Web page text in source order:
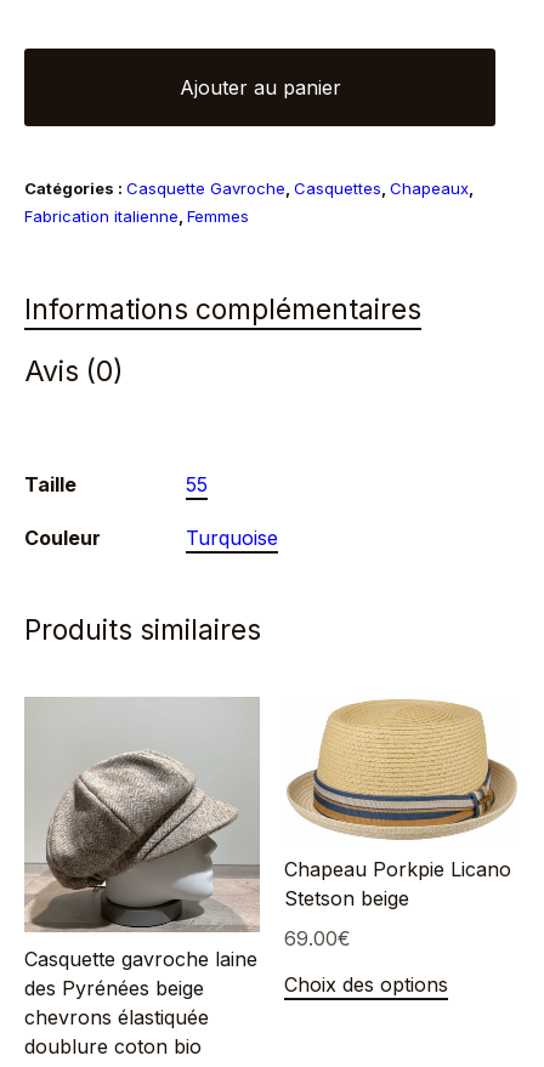
Casquette
gros
côtelé
camel
élastiquée
Ajouter au panier
Catégories : Casquette Gavroche Casquettes Chapeaux
Fabrication italienne Femmes
Informations complémentaires
Avis (0)
Taille 55
Couleur Turquoise
Produits similaires
Casquette gavroche laine
des Pyrénées beige
chevrons élastiquée
doublure coton bio
Chapeau Porkpie Licano
Stetson beige
69.00€
Choix des options